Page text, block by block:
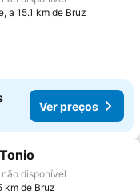
a 15.1 km de Bruz
Ver preços
aos favoritos
disponível
km de Bruz